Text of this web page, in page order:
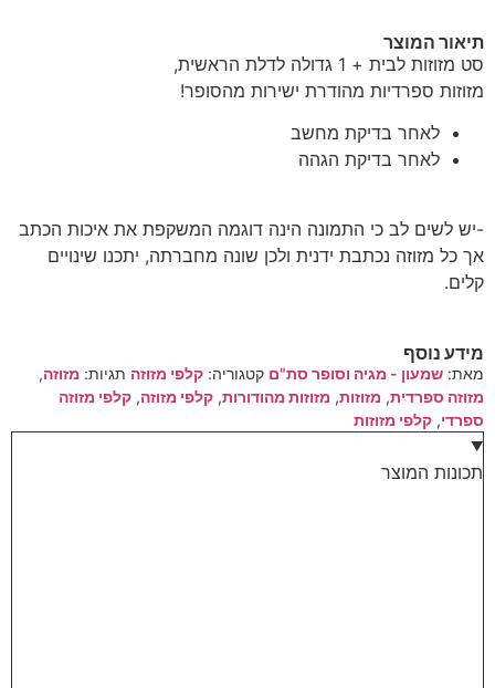
תיאור המוצר
סט מזוזות לבית + 1 גדולה לדלת הראשית,
מזוזות ספרדיות מהודרת ישירות מהסופר!
לאחר בדיקת מחשב
לאחר בדיקת הגהה
-יש לשים לב כי התמונה הינה דוגמה המשקפת את איכות הכתב
אך כל מזוזה נכתבת ידנית ולכן שונה מחברתה, יתכנו שינויים
קלים.
מידע נוסף
מאת: שמעון - מגיה וסופר סת"ם קטגוריה: קלפי מזוזה תגיות: מזוזה,
מזוזה ספרדית, מזוזות, מזוזות מהודורות, קלפי מזוזה, קלפי מזוזה
ספרדי, קלפי מזוזות
תכונות המוצר